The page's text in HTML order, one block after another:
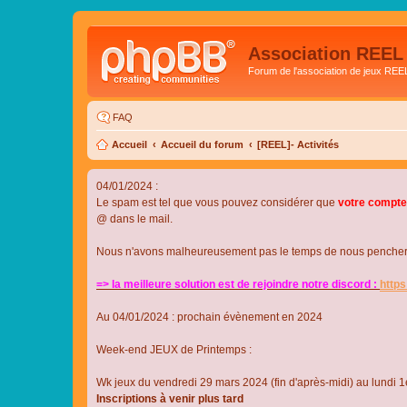
Association REEL
Forum de l'association de jeux REEL
FAQ
Accueil Accueil du forum [REEL]- Activités
04/01/2024 :
Le spam est tel que vous pouvez considérer que votre
@ dans le mail.
Nous n'avons malheureusement pas le temps de nous
=> la meilleure solution est de rejoindre notre discord :
Au 04/01/2024 : prochain évènement en 2024
Week-end JEUX de Printemps :
Wk jeux du vendredi 29 mars 2024 (fin d'après-midi) au lundi
Inscriptions à venir plus tard